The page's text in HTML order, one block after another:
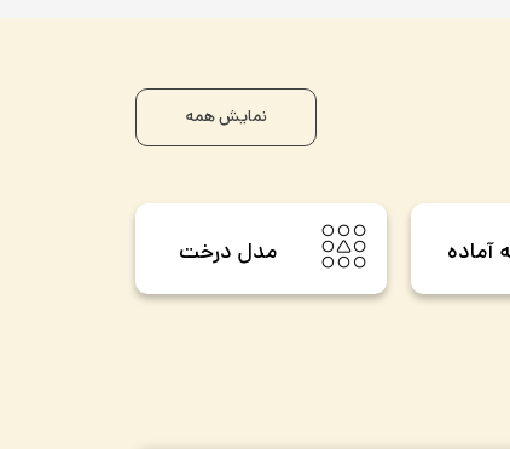
نمایش همه
آماده مدل درخت